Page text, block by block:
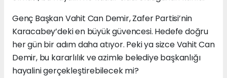
Genç Başkan Vahit Can Demir, Zafer Partisi’nin
Karacabey’deki en büyük güvencesi. Hedefe doğru
her gün bir adım daha atıyor. Peki ya sizce Vahit Can
Demir, bu kararlılık ve azimle belediye başkanlığı
hayalini gerçekleştirebilecek mi?